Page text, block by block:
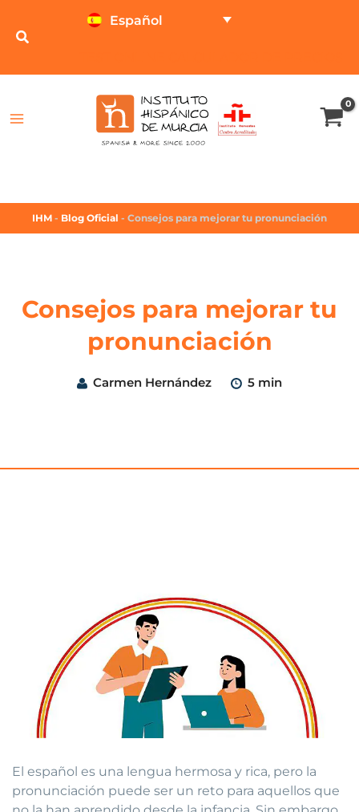
Español
IHM - Blog Oficial - Consejos para mejorar tu pronunciación
Consejos para mejorar tu
pronunciación
Carmen Hernández 5 min
El español es una lengua hermosa y rica, pero la
pronunciación puede ser un reto para aquellos que